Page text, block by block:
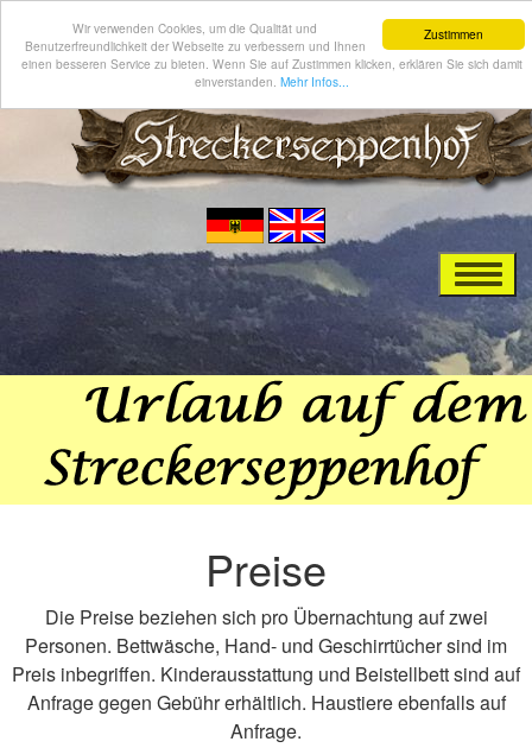
Zustimmen
Wir verwenden Cookies, um die Qualität und
Benutzerfreundlichkeit der Webseite zu verbessern und Ihnen
einen besseren Service zu bieten. Wenn Sie auf Zustimmen klicken, erklären Sie sich damit
einverstanden. Mehr Infos...
Preise
Die Preise beziehen sich pro Übernachtung auf zwei
Personen. Bettwäsche, Hand- und Geschirrtücher sind im
Preis inbegriffen. Kinderausstattung und Beistellbett sind auf
Anfrage gegen Gebühr erhältlich. Haustiere ebenfalls auf
Anfrage.